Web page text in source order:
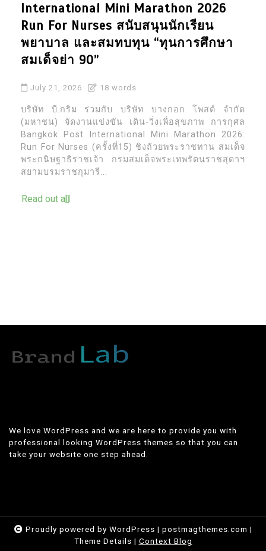
International Mini Marathon 2026
Run For Nurses สนับสนุนนักเรียน
พยาบาล และสมทบทุน “ทุนการศึกษา
สมเด็จย่า 90”
July 21, 2026 18 words
บริษัท บี.กริม ร่วมกับ บริษัท บางกอก โพสต์ จำกัด
(มหาชน) จัดงานแข่งขัน เดิน-วิ่งเพื่อสุขภาพ การกุศล
Bangkok Post International Mini Marathon 2026:
Run For Nurses (ครั้งที่15) ชิงถ้วยพระราชทาน สมเด็จ
พระกนิษฐาธิราชเจ้า กรมสมเด็จพระเทพรัตนราชสุดาฯ
สยามบรมราชกุมารี...
Read out all
We love WordPress and we are here to provide you with
professional looking WordPress themes so that you can
take your website one step ahead.
Proudly powered by WordPress | postmagthemes.com |
Theme Details | Context Blog